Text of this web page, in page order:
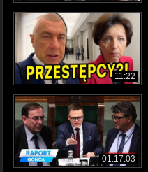
11:22
01:17:03